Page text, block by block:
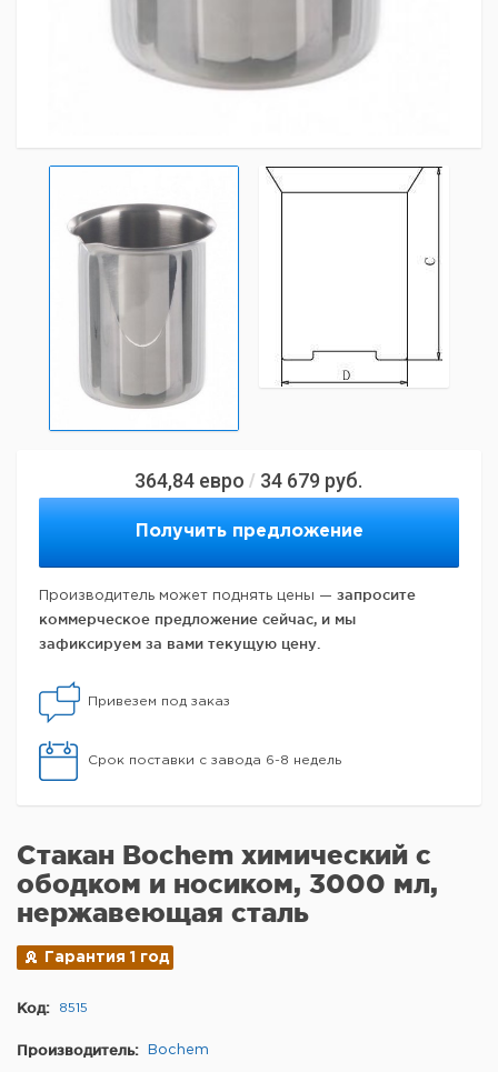
364,84 евро / 34 679 руб.
Получить предложение
Производитель может поднять цены — запросите
коммерческое предложение сейчас, и мы
зафиксируем за вами текущую цену.
Привезем под заказ
Срок поставки с завода 6-8 недель
Стакан Bochem химический с
ободком и носиком, 3000 мл,
нержавеющая сталь
Гарантия 1 год
Код: 8515
Производитель: Bochem